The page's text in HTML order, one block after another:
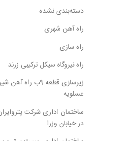
دسته‌بندی نشده
راه آهن شهری
راه سازی
راه نیروگاه سیکل ترکیبی زرند
زیرسازی قطعه 9ب راه
عسلویه
ساختمان اداری شرکت
در خیابان وزرا